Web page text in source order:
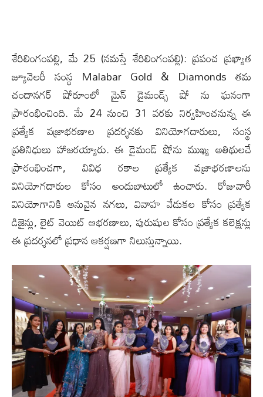
శేరిలింగంపల్లి, మే 25 (న‌మ‌స్తే శేరిలింగంపల్లి): ప్రపంచ ప్రఖ్యాత
జ్యూవెలరీ సంస్థ Malabar Gold & Diamonds తమ
చందానగర్ షోరూంలో మైన్ డైమండ్స్ షో ను ఘనంగా
ప్రారంభించింది. మే 24 నుంచి 31 వరకు నిర్వహించ‌నున్న‌ ఈ
ప్రత్యేక వజ్రాభరణాల ప్రదర్శనకు వినియోగదారులు, సంస్థ
ప్రతినిధులు హాజరయ్యారు. ఈ డైమండ్ షోను ముఖ్య అతిథులచే
ప్రారంభించగా, వివిధ రకాల ప్రత్యేక వజ్రాభరణాలను
వినియోగదారుల కోసం అందుబాటులో ఉంచారు. రోజువారీ
వినియోగానికి అనువైన నగలు, వివాహ వేడుకల కోసం ప్రత్యేక
డిజైన్లు, లైట్ వెయిట్ ఆభరణాలు, పురుషుల కోసం ప్రత్యేక కలెక్షన్లు
ఈ ప్రదర్శనలో ప్రధాన ఆకర్షణగా నిలుస్తున్నాయి.